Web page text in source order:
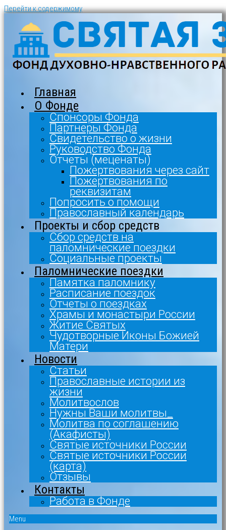
Перейти к содержимому
Главная
О Фонде
Спонсоры Фонда
Партнеры Фонда
Свидетельство о жизни
Руководство Фонда
Отчеты (меценаты)
Пожертвования через сайт
Пожертвования по
реквизитам
Попросить о помощи
Православный календарь
Проекты и сбор средств
Сбор средств на
паломнические поездки
Социальные проекты
Паломнические поездки
Памятка паломнику
Расписание поездок
Отчеты о поездках
Храмы и монастыри России
Житие Святых
Чудотворные Иконы Божией
Матери
Новости
Статьи
Православные истории из
жизни
Молитвослов
Нужны Ваши молитвы_
Молитва по соглашению
(Акафисты)
Святые источники России
Святые источники России
(карта)
Отзывы
Контакты
Работа в Фонде
Menu